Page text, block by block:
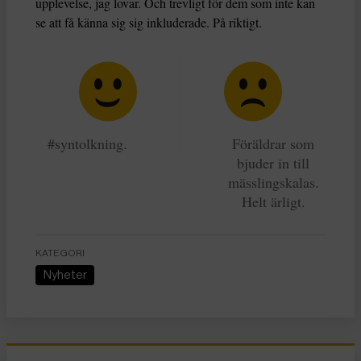
se att få känna sig sig inkluderade. På riktigt.
#syntolkning.
Föräldrar som
bjuder in till
mässlingskalas.
Helt ärligt.
KATEGORI
Nyheter